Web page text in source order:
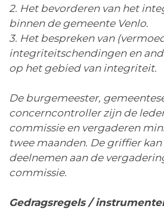
2. Het bevorderen van het
binnen de gemeente Venlo.
3. Het bespreken van
integriteitschendingen en
op het gebied van integriteit.
De burgemeester,
concerncontroller zijn de
commissie en vergaderen
twee maanden. De griffier
deelnemen aan de
commissie.
Gedragsregels /